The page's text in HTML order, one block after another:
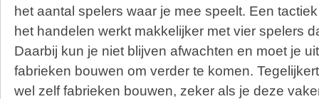
het aantal spelers waar je mee speelt. Een
het handelen werkt makkelijker met vier spelers
Daarbij kun je niet blijven afwachten en moet je
fabrieken bouwen om verder te komen.
wel zelf fabrieken bouwen, zeker als je deze